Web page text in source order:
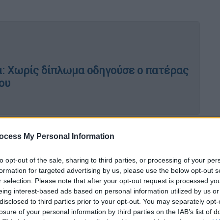
My Personal Information
opt-out of the sale, sharing to third parties, or processing of your
for targeted advertising by us, please use the below opt-out
selection. Please note that after your opt-out request is processed
interest-based ads based on personal information utilized by us
to third parties prior to your opt-out. You may separately
of your personal information by third parties on the IAB’s list of
Χωρίς δίπλωμα οδηγούσε ο πατέρας
κυκλοφορούσαν τουρίστες
της πρωτεύουσας.
στην Πανεπιστημίου και την
πλατεία στο Μοναστηράκι όπου από
σούβλεςμε αρνιά και κοκορέτσι για το